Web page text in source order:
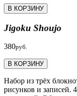
В КОРЗИНУ
Jigoku Shoujo
380руб.
В КОРЗИНУ
Набор из трёх
рисунков и записей.